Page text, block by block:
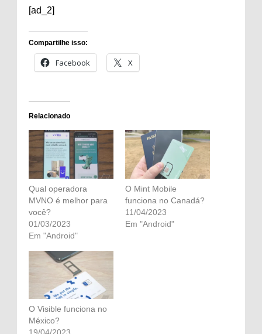
[ad_2]
Compartilhe isso:
Facebook X
Relacionado
Qual operadora
MVNO é melhor para
você?
01/03/2023
Em "Android"
O Mint Mobile
funciona no Canadá?
11/04/2023
Em "Android"
O Visible funciona no
México?